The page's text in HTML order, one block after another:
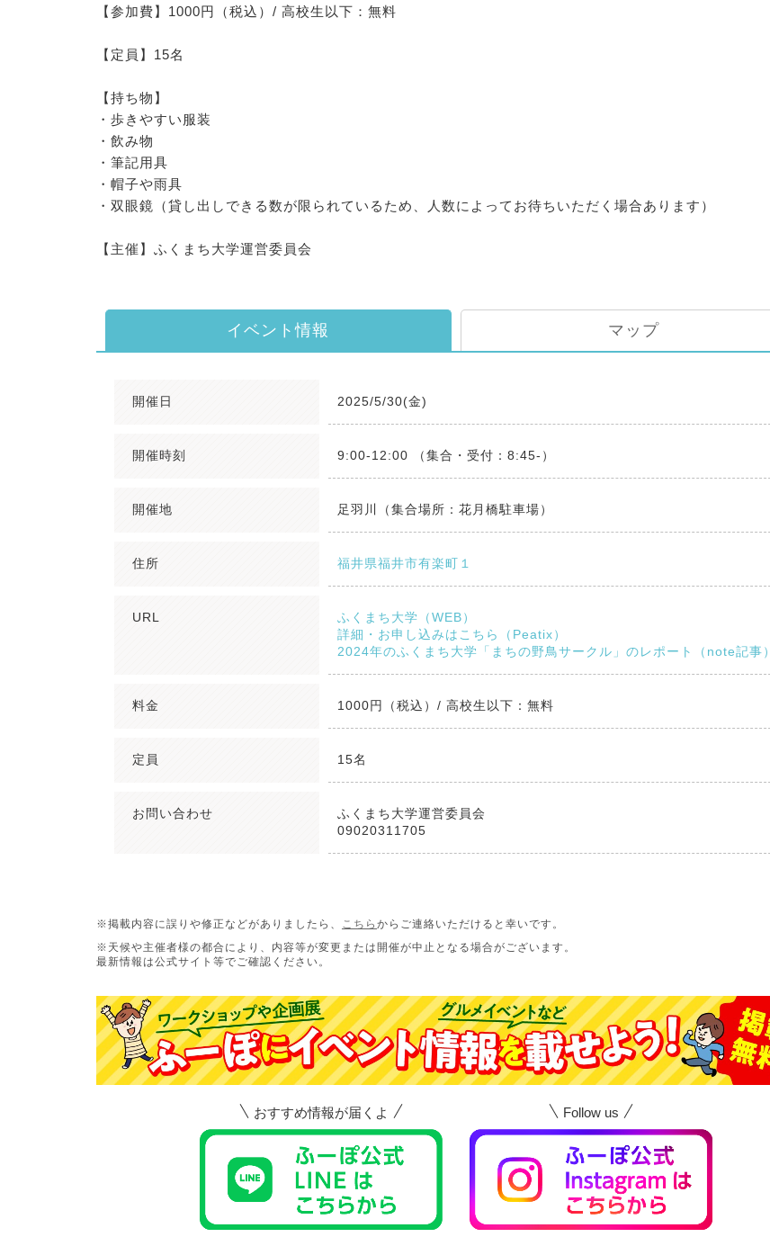
【参加費】1000円（税込）/ 高校生以下：無料
【定員】15名
【持ち物】
・歩きやすい服装
・飲み物
・筆記用具
・帽子や雨具
・双眼鏡（貸し出しできる数が限られているため、人数によってお待ちいただく場合あります）
【主催】ふくまち大学運営委員会
イベント情報 マップ
開催日 2025/5/30(金)
開催時刻 9:00-12:00 （集合・受付：8:45-）
開催地 足羽川（集合場所：花月橋駐車場）
住所 福井県福井市有楽町１
URL
ふくまち大学（WEB）
詳細・お申し込みはこちら（Peatix）
2024年のふくまち大学「まちの野鳥サークル」のレポート（note記事）
料金 1000円（税込）/ 高校生以下：無料
定員 15名
お問い合わせ
ふくまち大学運営委員会
09020311705
※掲載内容に誤りや修正などがありましたら、 こちら からご連絡いただけると幸いです。
※天候や主催者様の都合により、内容等が変更または開催が中止となる場合がございます。
最新情報は公式サイト等でご確認ください。
おすすめ情報が届くよ Follow us